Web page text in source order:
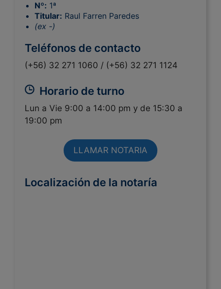
Nº: 1ª
Titular: Raul Farren Paredes
(ex -)
Teléfonos de contacto
(+56) 32 271 1060 / (+56) 32 271 1124
Horario de turno
Lun a Vie 9:00 a 14:00 pm y de 15:30 a
19:00 pm
LLAMAR NOTARIA
Localización de la notaría